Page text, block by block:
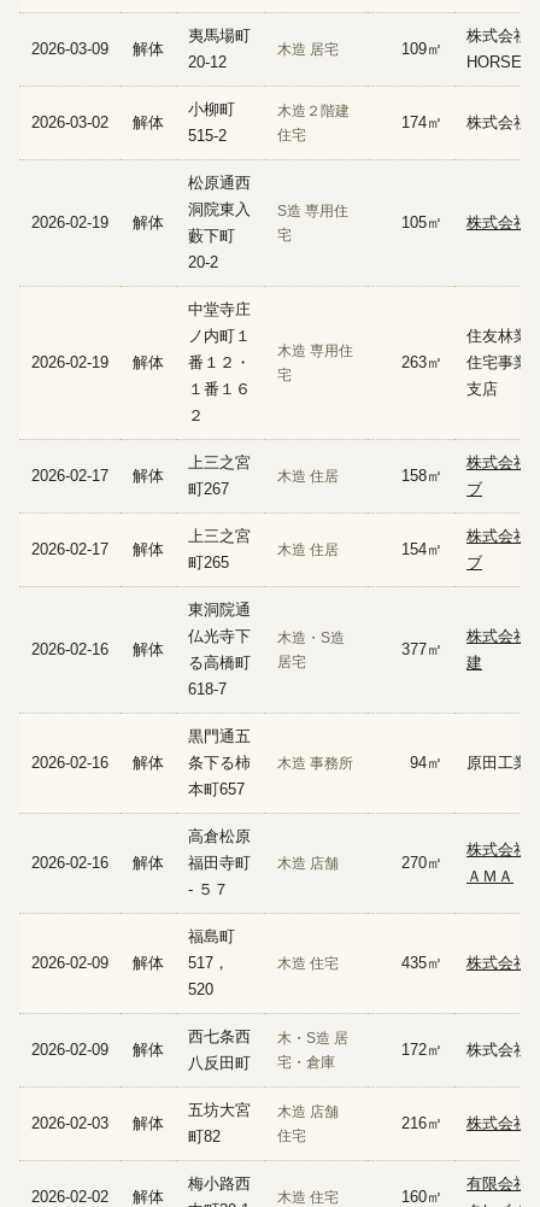
2026-03-09 解体
夷馬場町
20-12
木造 居宅 109㎡
株式会社
HORSE
2026-03-02 解体
小柳町
515-2
木造２階建
住宅
174㎡ 株式会社
2026-02-19 解体
松原通西
洞院東入
藪下町
20-2
S造 専用住
宅
105㎡ 株式会社
2026-02-19 解体
中堂寺庄
ノ内町１
番１２・
１番１６
２
木造 専用住
宅
263㎡
住友林業
住宅事業
支店
2026-02-17 解体
上三之宮
町267
木造 住居 158㎡
株式会社
ブ
2026-02-17 解体
上三之宮
町265
木造 住居 154㎡
株式会社
ブ
2026-02-16 解体
東洞院通
仏光寺下
る高橋町
618-7
木造・S造
居宅
377㎡
株式会社
建
2026-02-16 解体
黒門通五
条下る柿
本町657
木造 事務所 94㎡ 原田工業
2026-02-16 解体
高倉松原
福田寺町
- ５７
木造 店舗 270㎡
株式会社
ＡＭＡ
2026-02-09 解体
福島町
517，
520
木造 住宅 435㎡ 株式会社
2026-02-09 解体
西七条西
八反田町
木・S造 居
宅・倉庫
172㎡ 株式会社
2026-02-03 解体
五坊大宮
町82
木造 店舗
住宅
216㎡ 株式会社
2026-02-02 解体
梅小路西
木造 住宅 160㎡
有限会社